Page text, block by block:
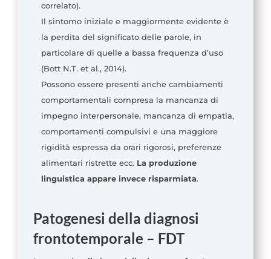
correlato).
Il sintomo iniziale e maggiormente evidente è
la perdita del significato delle parole, in
particolare di quelle a bassa frequenza d’uso
(Bott N.T. et al., 2014).
Possono essere presenti anche cambiamenti
comportamentali compresa la mancanza di
impegno interpersonale, mancanza di empatia,
comportamenti compulsivi e una maggiore
rigidità espressa da orari rigorosi, preferenze
alimentari ristrette ecc. La produzione
linguistica appare invece risparmiata.
Patogenesi della diagnosi
frontotemporale – FDT